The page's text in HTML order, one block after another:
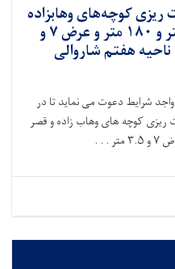
ریزی کوچه‌های وهابزاده
و قصر شیرین به طول ۱۵۵ متر و ۱۸۰ متر و عرض ۷ و
ناحیه هفتم شاروالی
شرایط دعوت می نماید تا در
ریزی کوچه های وهاب زاده و قصر